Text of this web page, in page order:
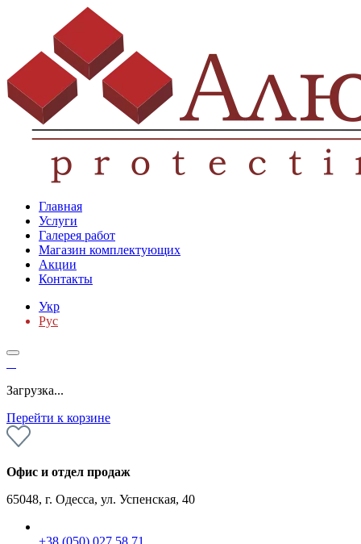
Главная
Услуги
Галерея работ
Магазин комплектующих
Акции
Контакты
Укр
Рус
Загрузка...
Перейти к корзине
Офис и отдел продаж
65048, г. Одесса, ул. Успенская, 40
+38 (050) 027 58 71